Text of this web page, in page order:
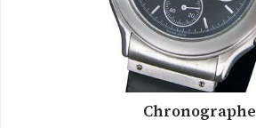
Chronographe